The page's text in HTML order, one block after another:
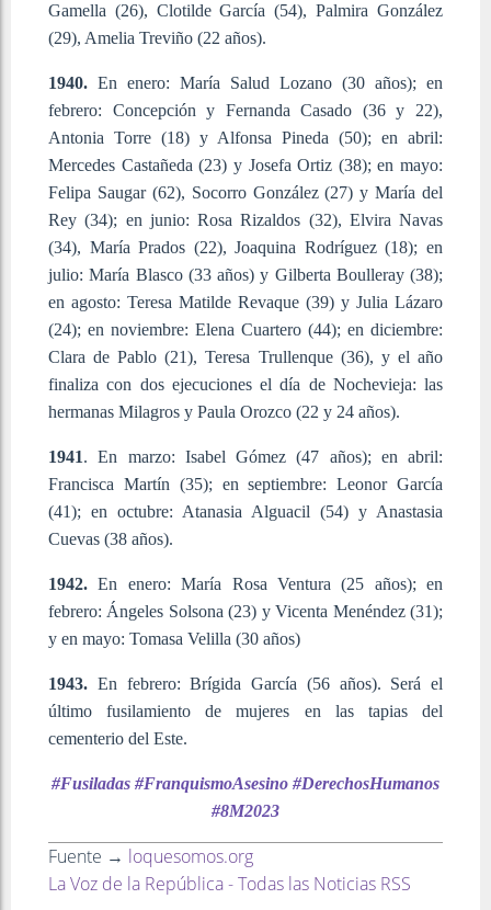
Gamella (26), Clotilde García (54), Palmira González
(29), Amelia Treviño (22 años).
1940. En enero: María Salud Lozano (30 años); en
febrero: Concepción y Fernanda Casado (36 y 22),
Antonia Torre (18) y Alfonsa Pineda (50); en abril:
Mercedes Castañeda (23) y Josefa Ortiz (38); en mayo:
Felipa Saugar (62), Socorro González (27) y María del
Rey (34); en junio: Rosa Rizaldos (32), Elvira Navas
(34), María Prados (22), Joaquina Rodríguez (18); en
julio: María Blasco (33 años) y Gilberta Boulleray (38);
en agosto: Teresa Matilde Revaque (39) y Julia Lázaro
(24); en noviembre: Elena Cuartero (44); en diciembre:
Clara de Pablo (21), Teresa Trullenque (36), y el año
finaliza con dos ejecuciones el día de Nochevieja: las
hermanas Milagros y Paula Orozco (22 y 24 años).
1941. En marzo: Isabel Gómez (47 años); en abril:
Francisca Martín (35); en septiembre: Leonor García
(41); en octubre: Atanasia Alguacil (54) y Anastasia
Cuevas (38 años).
1942. En enero: María Rosa Ventura (25 años); en
febrero: Ángeles Solsona (23) y Vicenta Menéndez (31);
y en mayo: Tomasa Velilla (30 años)
1943. En febrero: Brígida García (56 años). Será el
último fusilamiento de mujeres en las tapias del
cementerio del Este.
#Fusiladas #FranquismoAsesino #DerechosHumanos
#8M2023
Fuente → loquesomos.org
La Voz de la República - Todas las Noticias RSS